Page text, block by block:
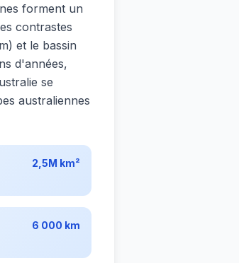
forment un
contrastes
et le bassin
d'années,
se
australiennes
2,5M km²
6 000 km